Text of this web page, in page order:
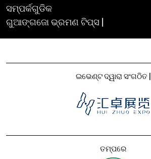
ସମ୍ପର୍କଗୁଡିକ
ଗୁଆଙ୍ଗଜୋ ଭ୍ରମଣ ଟିପ୍ସ |
ଇଭେଣ୍ଟ ଦ୍ୱାରା ସଂଗଠିତ |
ତମ୍ପରେ